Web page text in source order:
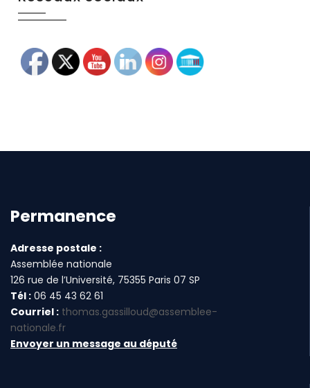
Permanence
Adresse postale :
Assemblée nationale
126 rue de l’Université, 75355 Paris 07 SP
Tél : 06 45 43 62 61
Courriel : thomas.gassilloud@assemblee-
nationale.fr
Envoyer un message au député